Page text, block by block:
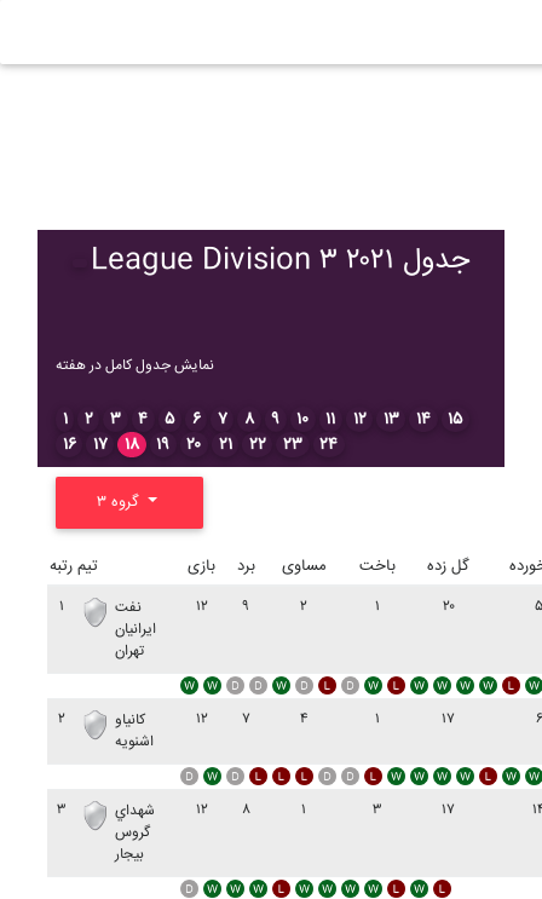
League Division ۳ ۲۰۲۱ جدول
نمایش جدول کامل در هفته
۱ ۲ ۳ ۴ ۵ ۶ ۷ ۸ ۹ ۱۰ ۱۱ ۱۲ ۱۳ ۱۴
۱۵
۱۶
۱۷ ۱۸ ۱۹ ۲۰ ۲۱ ۲۲ ۲۳ ۲۴
رتبه تیم بازی برد مساوی باخت گل زده
۱
نفت
ايرانيان
تهران
۱۲ ۹ ۲ ۱ ۲۰ ۵
۲
کانياو
اشنويه
۱۲ ۷ ۴ ۱ ۱۷ ۶
۳
شهداي
گروس
بيجار
۱۲ ۸ ۱ ۳ ۱۷